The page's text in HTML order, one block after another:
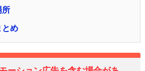
所
とめ